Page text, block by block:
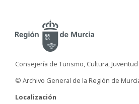
Consejería de Turismo, Cultura,
© Archivo General de la Región de
Localización